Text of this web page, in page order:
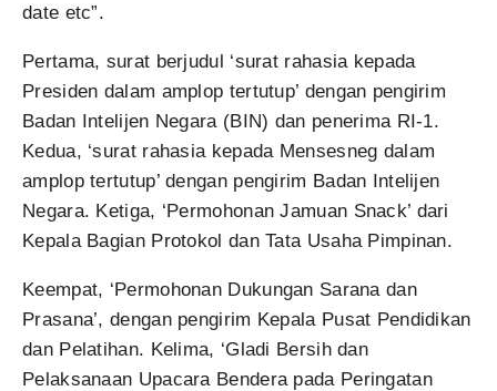
date etc”.
Pertama, surat berjudul ‘surat rahasia kepada
Presiden dalam amplop tertutup’ dengan pengirim
Badan Intelijen Negara (BIN) dan penerima RI-1.
Kedua, ‘surat rahasia kepada Mensesneg dalam
amplop tertutup’ dengan pengirim Badan Intelijen
Negara. Ketiga, ‘Permohonan Jamuan Snack’ dari
Kepala Bagian Protokol dan Tata Usaha Pimpinan.
Keempat, ‘Permohonan Dukungan Sarana dan
Prasana’, dengan pengirim Kepala Pusat Pendidikan
dan Pelatihan. Kelima, ‘Gladi Bersih dan
Pelaksanaan Upacara Bendera pada Peringatan